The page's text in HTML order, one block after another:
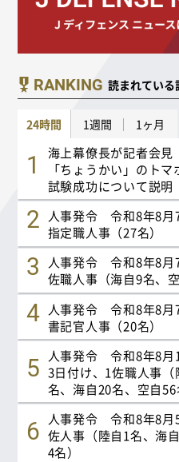
RANKING 読まれている
24時間 1週間 1ヶ月
海上幕僚長が記者会
「ちょうかい」のト
試験成功について説明
人事発令 令和8年8月7
指定職人事（27名）
人事発令 令和8年8月
佐職人事（海自9名、空
人事発令 令和8年8月7
書記官人事（20名）
人事発令 令和8年8月
3日付け、1佐職人事（
名、海自20名、空自56
人事発令 令和8年8月
佐人事（陸自1名、海
4名）